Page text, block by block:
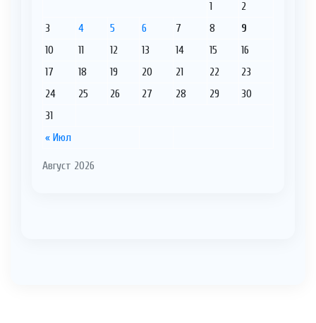
Август 2026
« Июл
1
2
3
4 5 6 7 8
9
10
11 12 13 14 15
16
17
18 19 20 21 22
23
24
25 26 27 28 29
30
31